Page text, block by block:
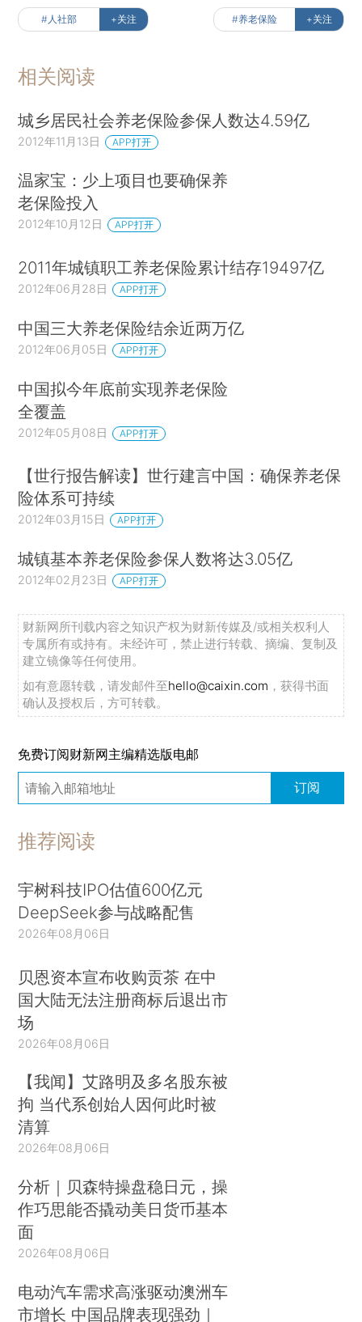
#人社部 +关注 #养老保险 +关注
相关阅读
城乡居民社会养老保险参保人数达4.59亿
2012年11月13日 APP打开
温家宝：少上项目也要确保养
老保险投入
2012年10月12日 APP打开
2011年城镇职工养老保险累计结存19497亿
2012年06月28日 APP打开
中国三大养老保险结余近两万亿
2012年06月05日 APP打开
中国拟今年底前实现养老保险
全覆盖
2012年05月08日 APP打开
【世行报告解读】世行建言中国：确保养老保
险体系可持续
2012年03月15日 APP打开
城镇基本养老保险参保人数将达3.05亿
2012年02月23日 APP打开
财新网所刊载内容之知识产权为财新传媒及/或相关权利人
专属所有或持有。未经许可，禁止进行转载、摘编、复制及
建立镜像等任何使用。
如有意愿转载，请发邮件至hello@caixin.com ，获得书面
确认及授权后，方可转载。
免费订阅财新网主编精选版电邮
订阅
推荐阅读
宇树科技IPO估值600亿元
DeepSeek参与战略配售
2026年08月06日
贝恩资本宣布收购贡茶 在中
国大陆无法注册商标后退出市
场
2026年08月06日
【我闻】艾路明及多名股东被
拘 当代系创始人因何此时被
清算
2026年08月06日
分析｜贝森特操盘稳日元，操
作巧思能否撬动美日货币基本
面
2026年08月06日
电动汽车需求高涨驱动澳洲车
市增长 中国品牌表现强劲｜